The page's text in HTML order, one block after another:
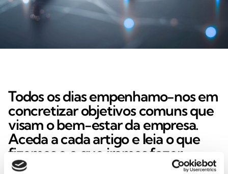
Todos os dias empenhamo-nos em
concretizar objetivos comuns que
visam o bem-estar da empresa.
Aceda a cada artigo e leia o que
fizemos e o que iremos fazer.